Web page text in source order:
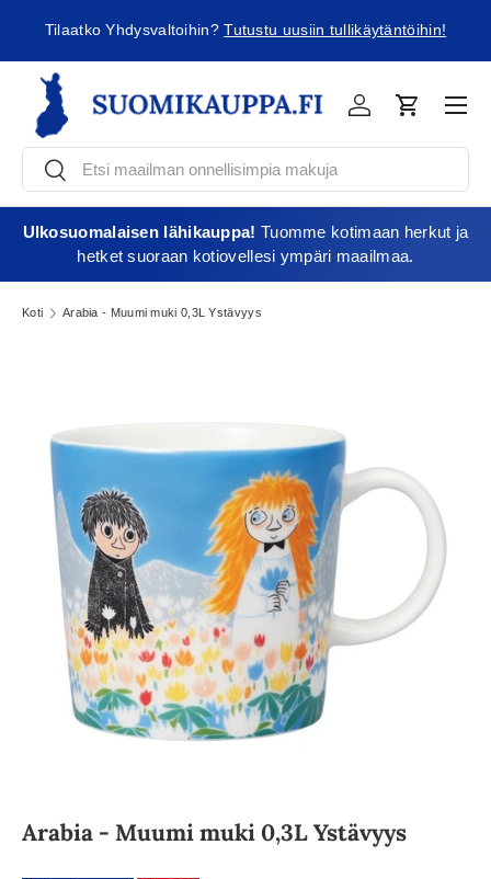
Jatka sisältöön
Tilaatko Yhdysvaltoihin?Tutustu uusiin tullikäytäntöihin!
EtsiEtsi
KirjauduOstoskori
Ulkosuomalaisen lähikauppa! Tuomme kotimaan herkut ja
hetket suoraan kotiovellesi ympäri maailmaa.
Koti Arabia - Muumi muki 0,3L Ystävyys
Arabia - Muumi muki 0,3L Ystävyys